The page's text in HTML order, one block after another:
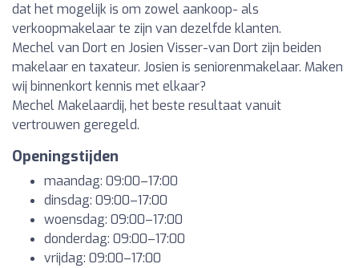
dat het mogelijk is om zowel aankoop- als
verkoopmakelaar te zijn van dezelfde klanten.
Mechel van Dort en Josien Visser-van Dort zijn beiden
makelaar en taxateur. Josien is seniorenmakelaar. Maken
wij binnenkort kennis met elkaar?
Mechel Makelaardij, het beste resultaat vanuit
vertrouwen geregeld.
Openingstijden
maandag: 09:00–17:00
dinsdag: 09:00–17:00
woensdag: 09:00–17:00
donderdag: 09:00–17:00
vrijdag: 09:00–17:00